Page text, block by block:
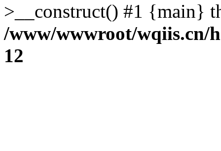
>__construct() #1 {main}
/www/wwwroot/wqiis.cn/
12